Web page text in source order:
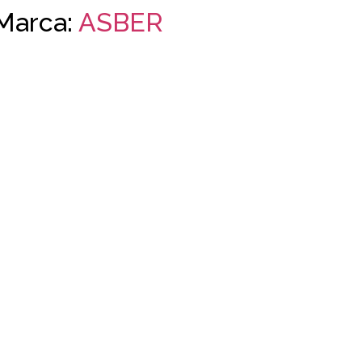
ASBER